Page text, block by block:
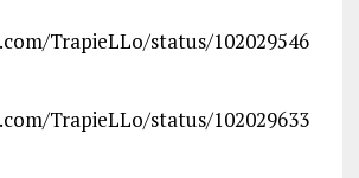
TrapieLLo/status/102029546
TrapieLLo/status/102029633